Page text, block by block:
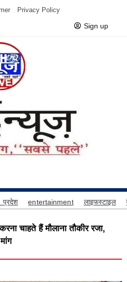
Privacy Policy
Sign up
प्रदेश entertainment लाइफस्टाइल
चाहते हैं मौलाना तौकीर रजा,